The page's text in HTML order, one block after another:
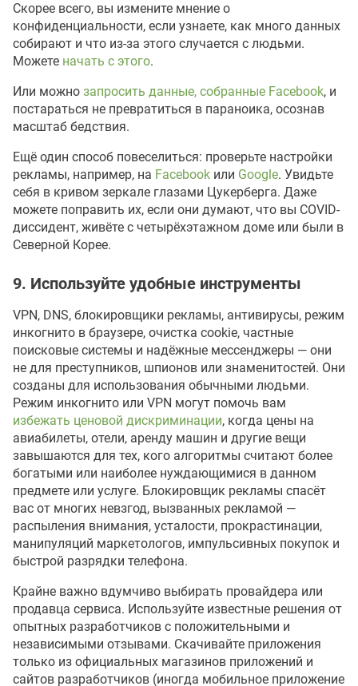
Скорее всего, вы измените мнение о
конфиденциальности, если узнаете, как много данных
собирают и что из-за этого случается с людьми.
Можете начать с этого.
Или можно запросить данные, собранные Facebook, и
постараться не превратиться в параноика, осознав
масштаб бедствия.
Ещё один способ повеселиться: проверьте настройки
рекламы, например, на Facebook или Google. Увидьте
себя в кривом зеркале глазами Цукерберга. Даже
можете поправить их, если они думают, что вы COVID-
диссидент, живёте с четырёхэтажном доме или были в
Северной Корее.
9. Используйте удобные инструменты
VPN, DNS, блокировщики рекламы, антивирусы, режим
инкогнито в браузере, очистка cookie, частные
поисковые системы и надёжные мессенджеры — они
не для преступников, шпионов или знаменитостей. Они
созданы для использования обычными людьми.
Режим инкогнито или VPN могут помочь вам
избежать ценовой дискриминации, когда цены на
авиабилеты, отели, аренду машин и другие вещи
завышаются для тех, кого алгоритмы считают более
богатыми или наиболее нуждающимися в данном
предмете или услуге. Блокировщик рекламы спасёт
вас от многих невзгод, вызванных рекламой —
распыления внимания, усталости, прокрастинации,
манипуляций маркетологов, импульсивных покупок и
быстрой разрядки телефона.
Крайне важно вдумчиво выбирать провайдера или
продавца сервиса. Используйте известные решения от
опытных разработчиков с положительными и
независимыми отзывами. Скачивайте приложения
только из официальных магазинов приложений и
сайтов разработчиков (иногда мобильное приложение